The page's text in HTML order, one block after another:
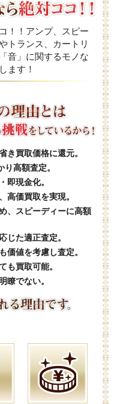
！！アンプ、スピー
トランス、カートリ
音」に関するモノな
ます！
き買取価格に還元。
高額査定。
即現金化。
高価買取を実現。
、スピーディーに高額
じた適正査定。
価値を考慮し査定。
も買取可能。
瞭でない。